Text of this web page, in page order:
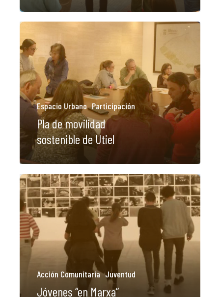
Espacio Urbano Participación
Pla de movilidad
sostenible de Utiel
Acción Comunitaria Juventud
Jóvenes “en Marxa”